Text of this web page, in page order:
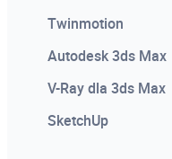
Twinmotion
Autodesk 3ds Max
V-Ray dla 3ds Max
SketchUp